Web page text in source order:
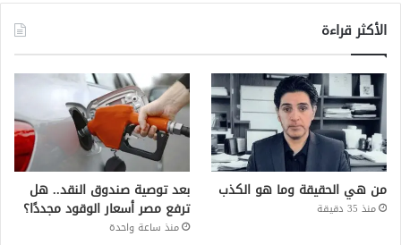
الأكثر قراءة
من هي الحقيقة وما هو الكذب
منذ 35 دقيقة
بعد توصية صندوق النقد.. هل
ترفع مصر أسعار الوقود مجددًا؟
منذ ساعة واحدة